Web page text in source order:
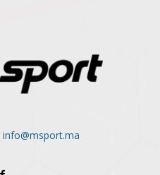
info@msport.ma